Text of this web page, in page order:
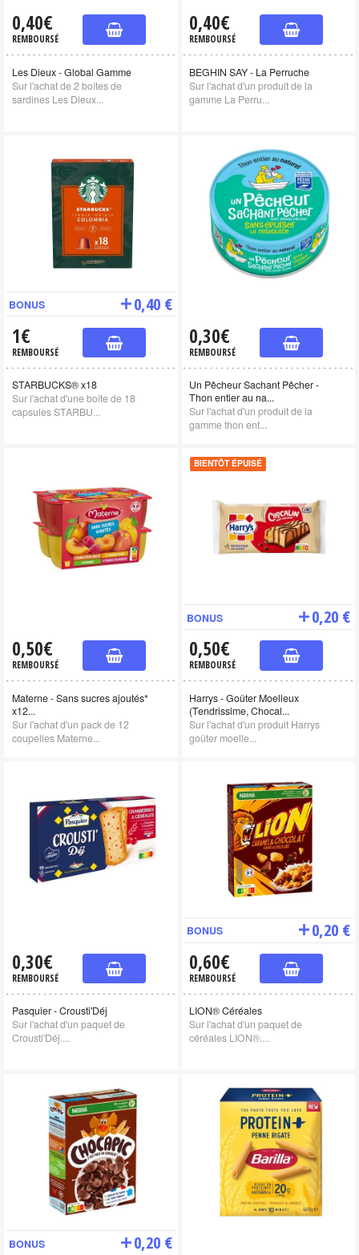
0,40€
REMBOURSÉ
Les Dieux - Global Gamme
Sur l'achat de 2 boîtes de
sardines Les Dieux...
0,40€
REMBOURSÉ
BEGHIN SAY - La Perruche
Sur l'achat d'un produit de la
gamme La Perru...
BONUS 0,40 €
1€
REMBOURSÉ
STARBUCKS® x18
Sur l'achat d'une boîte de 18
capsules STARBU...
0,30€
REMBOURSÉ
Un Pêcheur Sachant Pêcher -
Thon entier au na...
Sur l'achat d'un produit de la
gamme thon ent...
0,50€
REMBOURSÉ
Materne - Sans sucres ajoutés*
x12...
Sur l'achat d'un pack de 12
coupelles Materne...
BIENTÔT ÉPUISÉ
BONUS 0,20 €
0,50€
REMBOURSÉ
Harrys - Goûter Moelleux
(Tendrissime, Chocal...
Sur l'achat d'un produit Harrys
goûter moelle...
0,30€
REMBOURSÉ
Pasquier - Crousti'Déj
Sur l'achat d'un paquet de
Crousti'Déj....
BONUS 0,20 €
0,60€
REMBOURSÉ
LION® Céréales
Sur l'achat d'un paquet de
céréales LION®....
BONUS 0,20 €